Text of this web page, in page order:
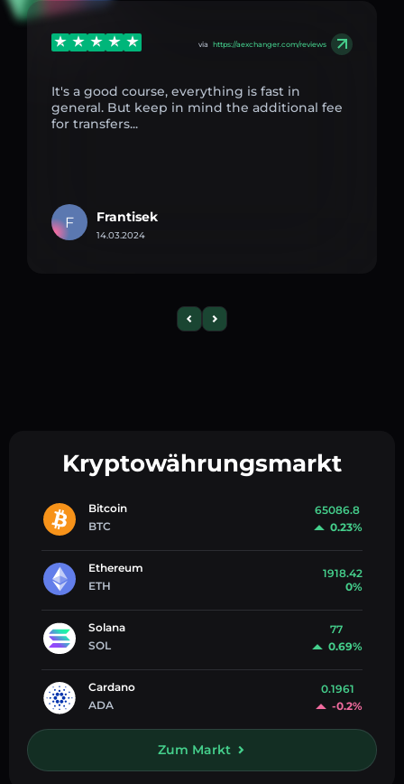
via https://aexchanger.com/reviews
It's a good course, everything is fast in
general. But keep in mind the additional fee
for transfers...
F Frantisek
14.03.2024
Kryptowährungsmarkt
Bitcoin
BTC
65086.8
0.23%
Ethereum
ETH
1918.42
0%
Solana
SOL
77
0.69%
Cardano
ADA
0.1961
-0.2%
Zum Markt